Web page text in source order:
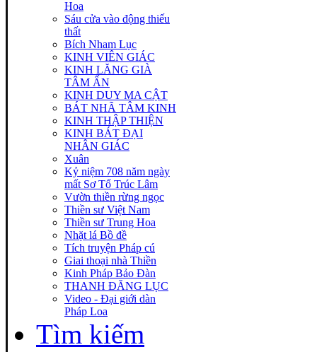
Hoa
Sáu cửa vào động thiếu
thất
Bích Nham Lục
KINH VIÊN GIÁC
KINH LĂNG GIÀ
TÂM ẤN
KINH DUY MA CẬT
BÁT NHÃ TÂM KINH
KINH THẬP THIỆN
KINH BÁT ĐẠI
NHÂN GIÁC
Xuân
Kỷ niệm 708 năm ngày
mất Sơ Tổ Trúc Lâm
Vườn thiền rừng ngọc
Thiền sư Việt Nam
Thiền sư Trung Hoa
Nhặt lá Bồ đề
Tích truyện Pháp cú
Giai thoại nhà Thiền
Kinh Pháp Bảo Đàn
THANH ĐĂNG LỤC
Video - Đại giới dàn
Pháp Loa
Tìm kiếm